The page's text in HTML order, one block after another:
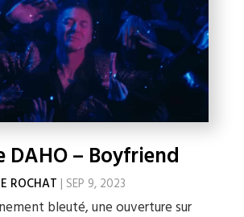
DAHO – Boyfriend
ROCHAT | SEP 9, 2023
bleuté, une ouverture sur